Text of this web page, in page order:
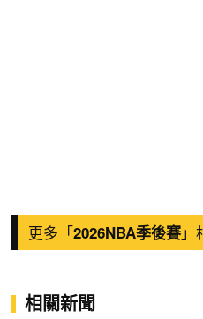
更多「2026NBA季後賽」
相關新聞